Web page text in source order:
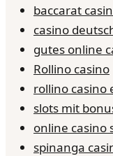
baccarat
casino
gutes online
Rollino casino
rollino
slots mit
online casino
spinanga